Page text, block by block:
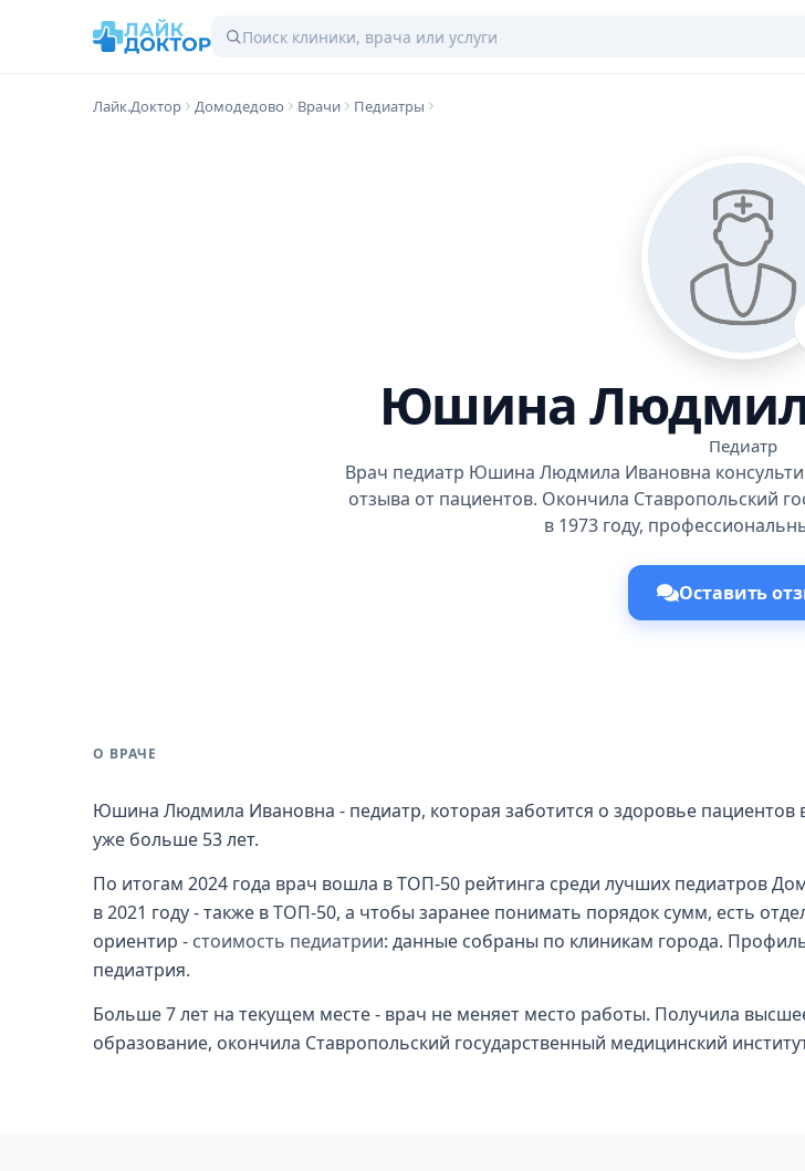
Лайк.Доктор Домодедово Врачи Педиатры
Юшина
Педиатр
Врач педиатр Юшина Людмила Ивановна
отзыва от пациентов. Окончила Ставропольский
в 1973 году,
Оставить
О ВРАЧЕ
Юшина Людмила Ивановна - педиатр, которая заботится о здоровье пациентов
уже больше 53 лет.
По итогам 2024 года врач вошла в ТОП-50 рейтинга среди лучших педиатров
в 2021 году - также в ТОП-50, а чтобы заранее понимать порядок сумм, есть
ориентир - стоимость педиатрии: данные собраны по клиникам города.
педиатрия.
Больше 7 лет на текущем месте - врач не меняет место работы. Получила
образование, окончила Ставропольский государственный медицинский